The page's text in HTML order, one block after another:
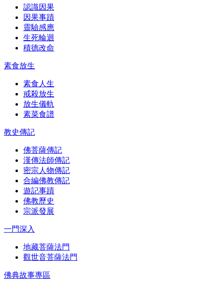
認識因果
因果事蹟
靈驗感應
生死輪迴
積德改命
素食放生
素食人生
戒殺放生
放生儀軌
素菜食譜
教史傳記
佛菩薩傳記
漢傳法師傳記
密宗人物傳記
合編佛教傳記
遊記事蹟
佛教歷史
宗派發展
一門深入
地藏菩薩法門
觀世音菩薩法門
佛典故事專區